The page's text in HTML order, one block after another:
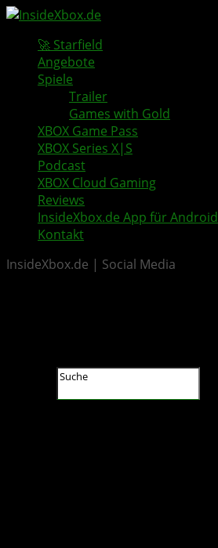
🚀 Starfield
Angebote
Spiele
Trailer
Games with Gold
XBOX Game Pass
XBOX Series X|S
Podcast
XBOX Cloud Gaming
Reviews
InsideXbox.de App für Android
Kontakt
InsideXbox.de | Social Media